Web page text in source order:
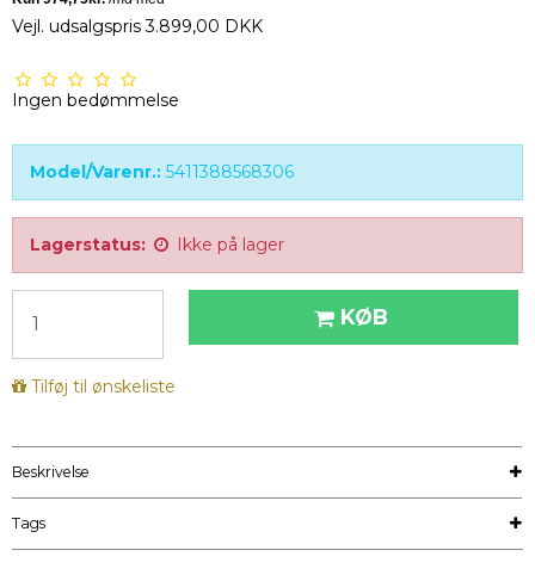
Vejl. udsalgspris 3.899,00 DKK
Ingen bedømmelse
Model/Varenr.: 5411388568306
Lagerstatus: Ikke på lager
KØB
Tilføj til ønskeliste
Beskrivelse
Tags